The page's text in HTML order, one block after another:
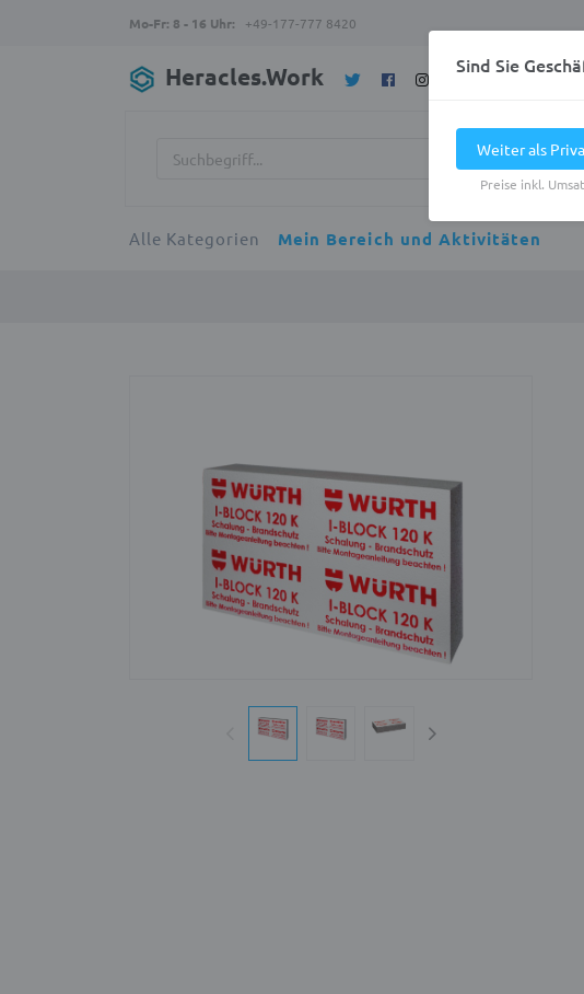
Mo-Fr: 8 - 16 Uhr: +49-177-777 8420
Heracles.Work
Alle Kategorien Mein Bereich und Aktivitäten
Sind Sie
Weiter als
Preise inkl.